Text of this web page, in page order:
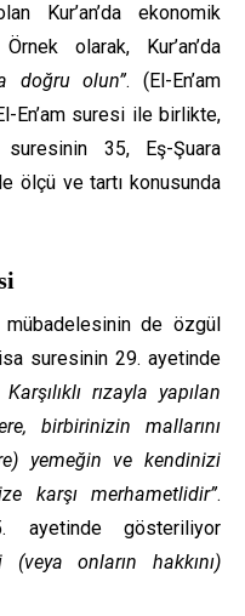
Kur’an’da ekonomik
olarak, Kur’an’da
doğru olun”. (El-En’am
En’am suresi ile birlikte,
35, Eş-Şuara
ölçü ve tartı konusunda
de özgül
suresinin 29. ayetinde
rızayla yapılan
birbirinizin mallarını
yemeğin ve kendinizi
karşı merhametlidir”.
ayetinde gösteriliyor
(veya onların hakkını)